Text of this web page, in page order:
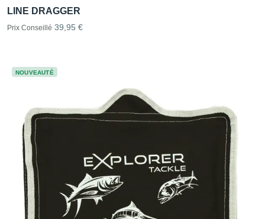
LINE DRAGGER
Prix Conseillé 39,95 €
NOUVEAUTÉ